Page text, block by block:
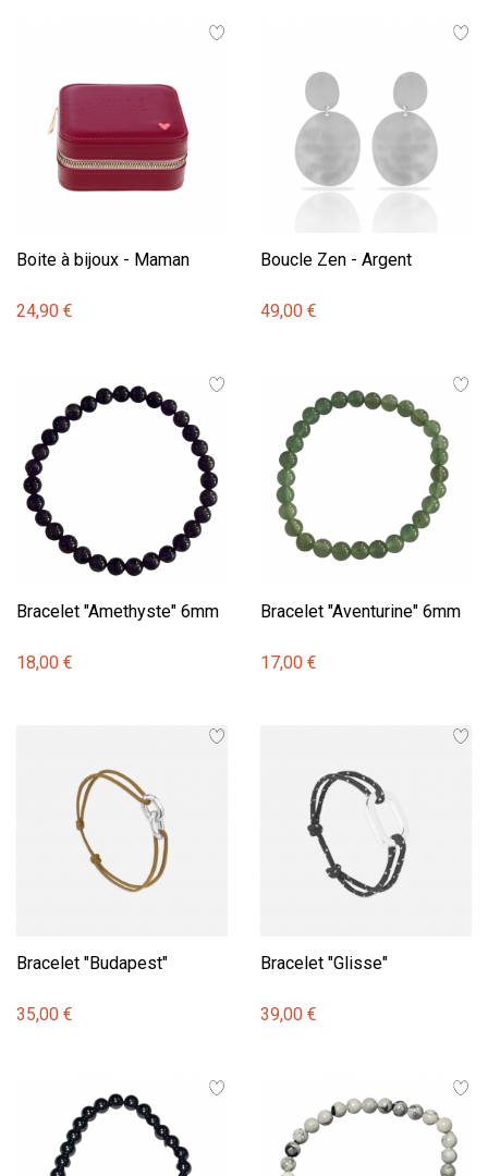
Boite à bijoux - Maman
24,90 €
Boucle Zen - Argent
49,00 €
Bracelet "Amethyste" 6mm
18,00 €
Bracelet "Aventurine" 6mm
17,00 €
Bracelet "Budapest"
35,00 €
Bracelet "Glisse"
39,00 €